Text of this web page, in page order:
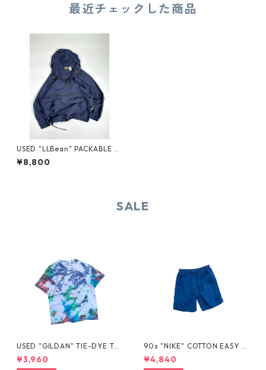
最近チェックした商品
USED "LLBean" PACKABLE N
YLON ANORAK
¥8,800
SALE
USED "GILDAN" TIE-DYE TE
E
¥3,960
90s "NIKE" COTTON EASY S
HORTS
¥4,840